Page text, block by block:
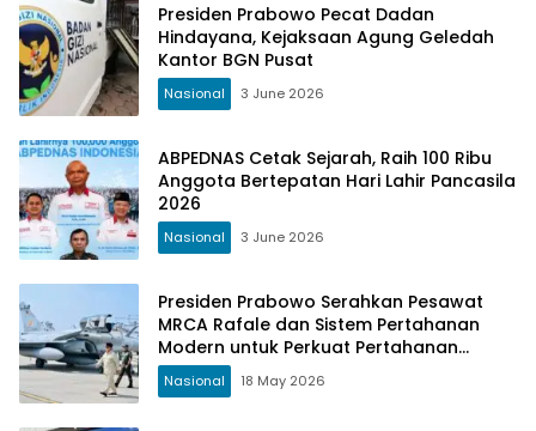
Presiden Prabowo Pecat Dadan
Hindayana, Kejaksaan Agung Geledah
Kantor BGN Pusat
Nasional 3 June 2026
ABPEDNAS Cetak Sejarah, Raih 100 Ribu
Anggota Bertepatan Hari Lahir Pancasila
2026
Nasional 3 June 2026
Presiden Prabowo Serahkan Pesawat
MRCA Rafale dan Sistem Pertahanan
Modern untuk Perkuat Pertahanan
Udara Nasional
Nasional 18 May 2026